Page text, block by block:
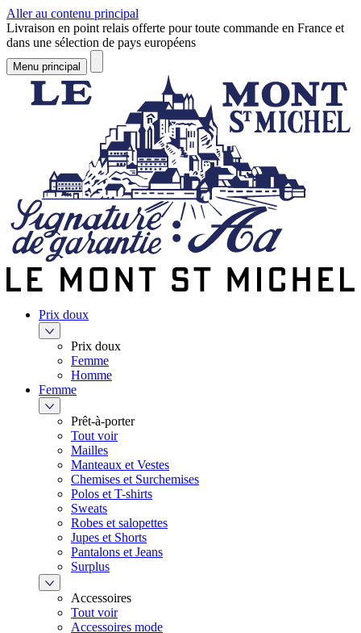
Aller au contenu principal
Livraison en point relais offerte pour toute commande en France et
dans une sélection de pays européens
Menu principal
Prix doux
Prix doux
Femme
Homme
Femme
Prêt-à-porter
Tout voir
Mailles
Manteaux et Vestes
Chemises et Surchemises
Polos et T-shirts
Sweats
Robes et salopettes
Jupes et Shorts
Pantalons et Jeans
Surplus
Accessoires
Tout voir
Accessoires mode